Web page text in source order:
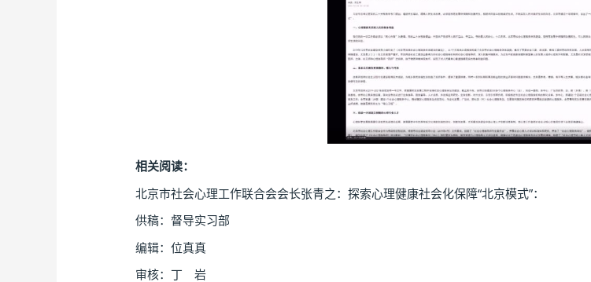
相关阅读：
北京市社会心理工作联合会会长张青之：探索心理健康社会化保障“北京模式”：
供稿：督导实习部
编辑：位真真
审核：丁 岩